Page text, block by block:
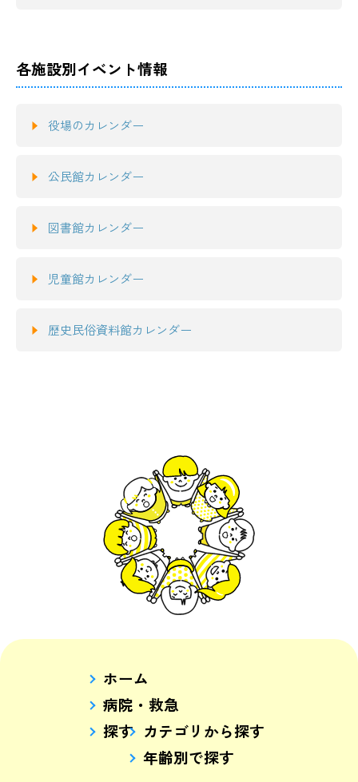
各施設別イベント情報
役場のカレンダー
公民館カレンダー
図書館カレンダー
児童館カレンダー
歴史民俗資料館カレンダー
ホーム
病院・救急
探す カテゴリから探す
年齢別で探す